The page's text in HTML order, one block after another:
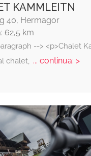
KAMMLEITN
40, Hermagor
62,5 km
--> <p>Chalet
chalet,
... continua: >